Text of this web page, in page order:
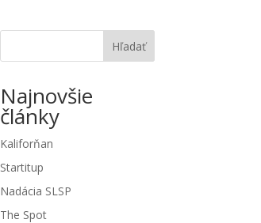
Hľadať
Najnovšie
články
Kaliforňan
Startitup
Nadácia SLSP
The Spot